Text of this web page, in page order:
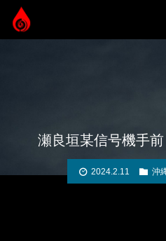
瀬良垣某信号機手
2024.2.11 沖